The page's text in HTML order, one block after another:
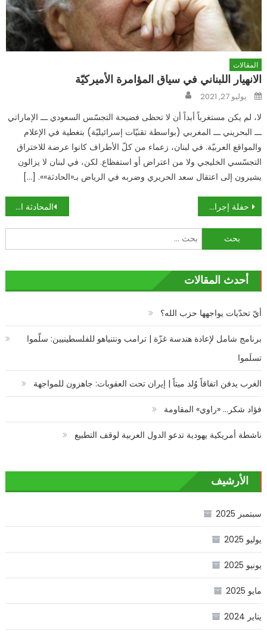
المقالات
الانهيار اللبناني في سياق المؤامرة الأميركيّة
Posted
onيوليو 27, 2021
لا، لم يكن مستغرباً أبداً أن لا تحظى فضيحة التجسّس السعودي ـــ الإماراتي
ـــ البحريني ـــ المغربي (بواسطة تقنيّات إسرائيليّة) بتغطية في الإعلام
والمواقع العربيّة. في لبنان، زعماء من كلّ الأطراف كانوا عرضة للاختراق
التجسّسي الخليجي ولا من اعتراض أو استفظاع. لكن، في لبنان لا يزالون
يشيرون إلى اعتقال سعد الحريري وضربه في الرياض بـ«الحادثة»». […]
تصفّح
المقالات
المحادثة الفورية بين ولي العهد الامير محمد بن سلمان ال سعود والعميد بلال المكرن حفلة إجرام في بغداد …ذبح وسحل وتعليق في الهواء
البحث
عن:
أحدث المقالات
أيّ تحدّيات يواجهها حزب الله؟
برنامج شامل لإعادة هندسة غزّة | ترامب ونتنياهو للفلسطينيين: سلّموا
تسلَموا
الغرب يدفن اتفاقاً وُلد ميتاً | إيران تحت العقوبات: جاهزون للمواجهة
فؤاد شكر… «راوي» المقاومة
ناشطة أمريكية يهودية تدعو الدول العربية لوقف التطبيع
الأرشيف
سبتمبر 2025
يوليو 2025
يونيو 2025
مايو 2025
يناير 2024